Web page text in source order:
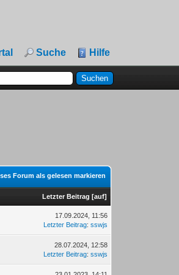
Suche Hilfe
Forum als gelesen markieren
Letzter Beitrag [auf]
17.09.2024, 11:56
Letzter Beitrag:sswjs
28.07.2024, 12:58
Letzter Beitrag:sswjs